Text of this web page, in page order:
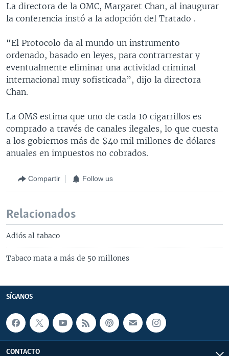
La directora de la OMC, Margaret Chan, al inaugurar
la conferencia instó a la adopción del Tratado .
“El Protocolo da al mundo un instrumento
ordenado, basado en leyes, para contrarrestar y
eventualmente eliminar una actividad criminal
internacional muy sofisticada”, dijo la directora
Chan.
La OMS estima que uno de cada 10 cigarrillos es
comprado a través de canales ilegales, lo que cuesta
a los gobiernos más de $40 mil millones de dólares
anuales en impuestos no cobrados.
Compartir Follow us
Relacionados
Adiós al tabaco
Tabaco mata a más de 50 millones
SÍGANOS
CONTACTO